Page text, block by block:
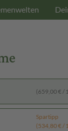
(659,00 € /
Spartipp
(534,80 € /